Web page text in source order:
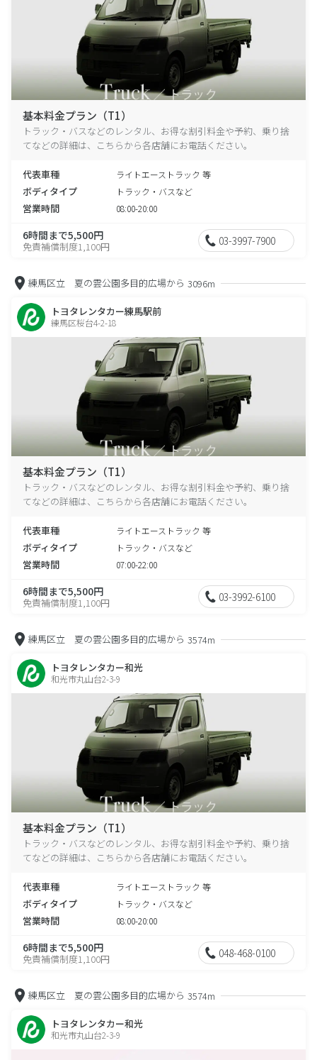
基本料金プラン（T1）
トラック・バスなどのレンタル、お得な割引料金や予約、乗り捨
てなどの詳細は、こちらから各店舗にお電話ください。
代表車種 ライトエーストラック 等
ボディタイプ トラック・バスなど
営業時間 08:00-20:00
6時間まで5,500円
免責補償制度1,100円 03-3997-7900
練馬区立 夏の雲公園多目的広場から 3096m
トヨタレンタカー練馬駅前
練馬区桜台4-2-18
基本料金プラン（T1）
トラック・バスなどのレンタル、お得な割引料金や予約、乗り捨
てなどの詳細は、こちらから各店舗にお電話ください。
代表車種 ライトエーストラック 等
ボディタイプ トラック・バスなど
営業時間 07:00-22:00
6時間まで5,500円
免責補償制度1,100円 03-3992-6100
練馬区立 夏の雲公園多目的広場から 3574m
トヨタレンタカー和光
和光市丸山台2-3-9
基本料金プラン（T1）
トラック・バスなどのレンタル、お得な割引料金や予約、乗り捨
てなどの詳細は、こちらから各店舗にお電話ください。
代表車種 ライトエーストラック 等
ボディタイプ トラック・バスなど
営業時間 08:00-20:00
6時間まで5,500円
免責補償制度1,100円 048-468-0100
練馬区立 夏の雲公園多目的広場から 3574m
トヨタレンタカー和光
和光市丸山台2-3-9